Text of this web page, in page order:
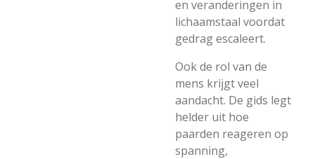
en veranderingen in
lichaamstaal voordat
gedrag escaleert.
Ook de rol van de
mens krijgt veel
aandacht. De gids legt
helder uit hoe
paarden reageren op
spanning,